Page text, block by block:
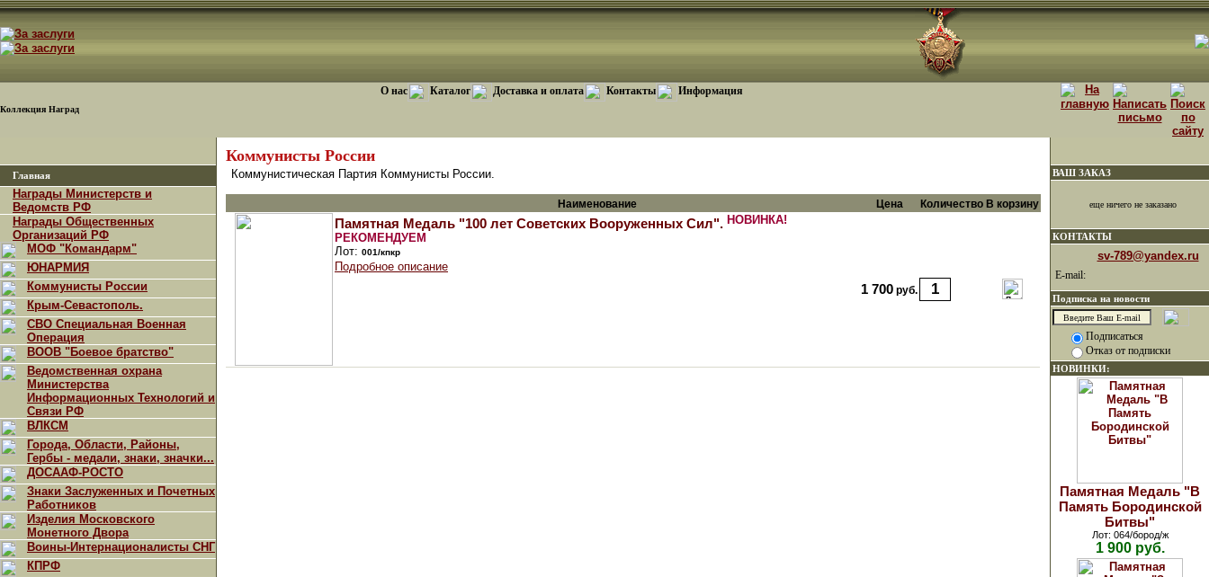
Коллекция Наград
О нас Каталог Доставка и оплата Контакты Информация
Главная
Награды Министерств и
Ведомств РФ
Награды Общественных
Организаций РФ
МОФ "Командарм"
ЮНАРМИЯ
Коммунисты России
Крым-Севастополь.
СВО Специальная Военная
Операция
ВООВ "Боевое братство"
Ведомственная охрана
Министерства
Информационных Технологий и
Связи РФ
ВЛКСМ
Города, Области, Районы,
Гербы - медали, знаки, значки...
ДОСААФ-РОСТО
Знаки Заслуженных и Почетных
Работников
Изделия Московского
Монетного Двора
Воины-Интернационалисты СНГ
КПРФ
Коммунисты России
Коммунистическая Партия Коммунисты России.
Наименование Цена Количество В корзину
Памятная Медаль "100 лет Советских Вооруженных Сил". НОВИНКА!
РЕКОМЕНДУЕМ
Лот: 001/кпкр
Подробное описание
1 700 руб.
ВАШ ЗАКАЗ
еще ничего не заказано
КОНТАКТЫ
sv-789@yandex.ru
E-mail:
Подписка на новости
Подписаться
Отказ от подписки
НОВИНКИ:
Памятная Медаль "В
Память Бородинской
Битвы"
Лот: 064/бород/ж
1 900 руб.